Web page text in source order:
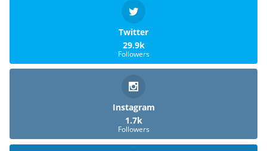
Twitter
29.9k
Followers
Instagram
1.7k
Followers